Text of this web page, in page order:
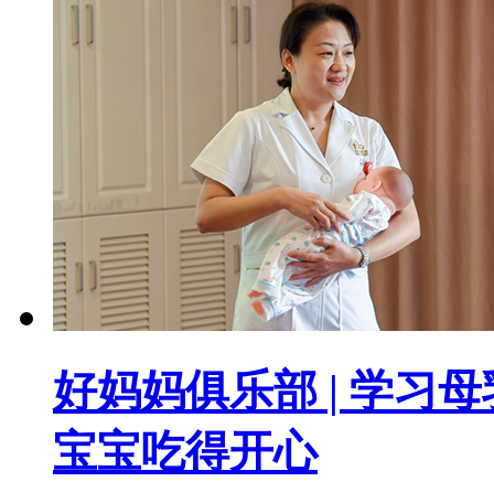
好妈妈俱乐部 | 学习
宝宝吃得开心